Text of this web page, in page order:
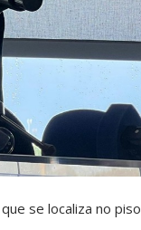
se localiza no piso